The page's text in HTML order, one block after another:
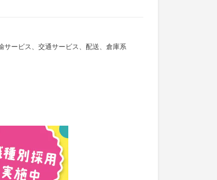
サービス、交通サービス、配送、倉庫系